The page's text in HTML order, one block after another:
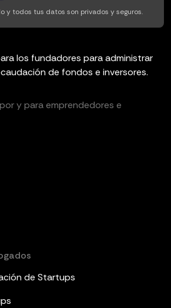
y todos tus datos son privados y seguros.
los fundadores para administrar
de fondos e inversores.
y para emprendedores e
de Startups